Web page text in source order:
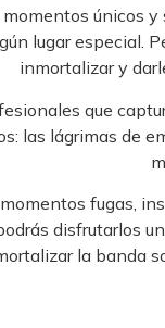
únicos y
lugar especial.
inmortalizar y
que
las lágrimas de
fugas,
disfrutarlos
la banda